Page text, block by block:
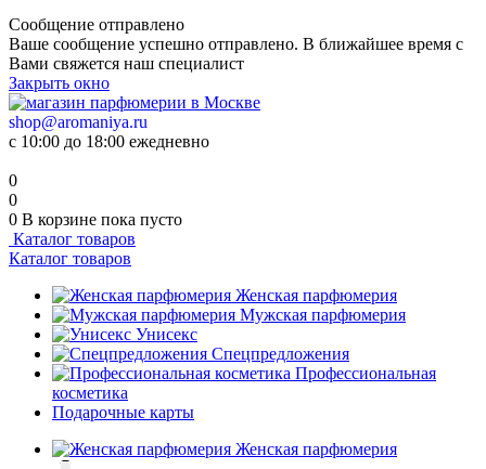
Сообщение отправлено
Ваше сообщение успешно отправлено. В ближайшее время с
Вами свяжется наш специалист
Закрыть окно
shop@aromaniya.ru
с 10:00 до 18:00 ежедневно
0
0
0 В корзине пока пусто
Каталог товаров
Каталог товаров
Женская парфюмерия
Мужская парфюмерия
Унисекс
Спецпредложения
Профессиональная
косметика
Подарочные карты
Женская парфюмерия